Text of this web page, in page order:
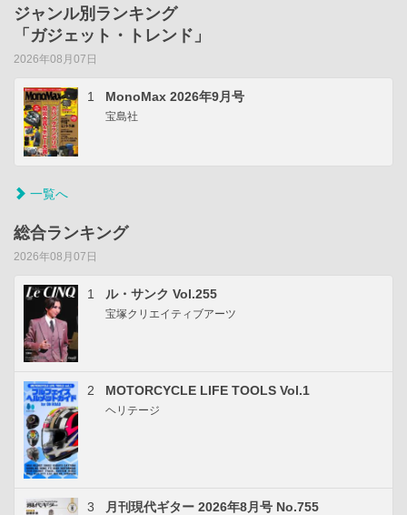
ジャンル別ランキング
「ガジェット・トレンド」
2026年08月07日
1 MonoMax 2026年9月号
宝島社
一覧へ
総合ランキング
2026年08月07日
1 ル・サンク Vol.255
宝塚クリエイティブアーツ
2 MOTORCYCLE LIFE TOOLS Vol.1
ヘリテージ
3 月刊現代ギター 2026年8月号 No.755